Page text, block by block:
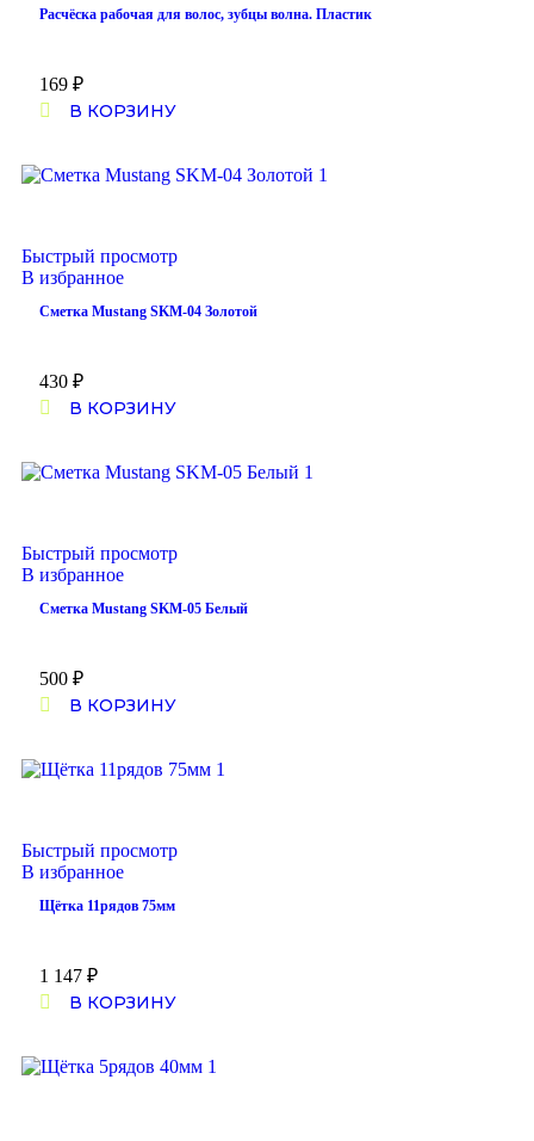
Расчёска рабочая для волос, зубцы волна. Пластик
169 ₽
В КОРЗИНУ
Быстрый просмотр
В избранное
Сметка Mustang SKM-04 Золотой
430 ₽
В КОРЗИНУ
Быстрый просмотр
В избранное
Сметка Mustang SKM-05 Белый
500 ₽
В КОРЗИНУ
Быстрый просмотр
В избранное
Щётка 11рядов 75мм
1 147 ₽
В КОРЗИНУ